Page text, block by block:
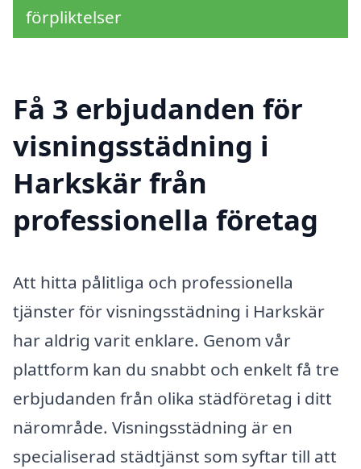
förpliktelser
Få 3 erbjudanden för
visningsstädning i
Harkskär från
professionella företag
Att hitta pålitliga och professionella
tjänster för visningsstädning i Harkskär
har aldrig varit enklare. Genom vår
plattform kan du snabbt och enkelt få tre
erbjudanden från olika städföretag i ditt
närområde. Visningsstädning är en
specialiserad städtjänst som syftar till att